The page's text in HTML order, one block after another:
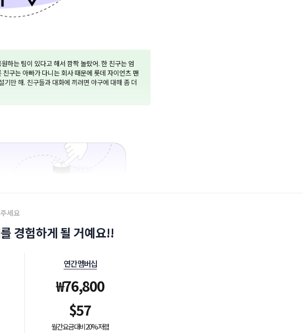
하는 팀이 있다고 해서 깜짝 놀랐어. 한 친구는 엄
구는 아빠가 다니는 회사 때문에 롯데 자이언츠 팬
만 해. 친구들과 대화에 끼려면 야구에 대해 좀 더
세요
경험하게 될 거예요!!
연간 멤버십
₩76,800
$57
월간 요금 대비 20% 저렴